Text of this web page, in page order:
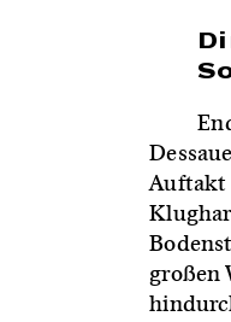
Auftakt
großen